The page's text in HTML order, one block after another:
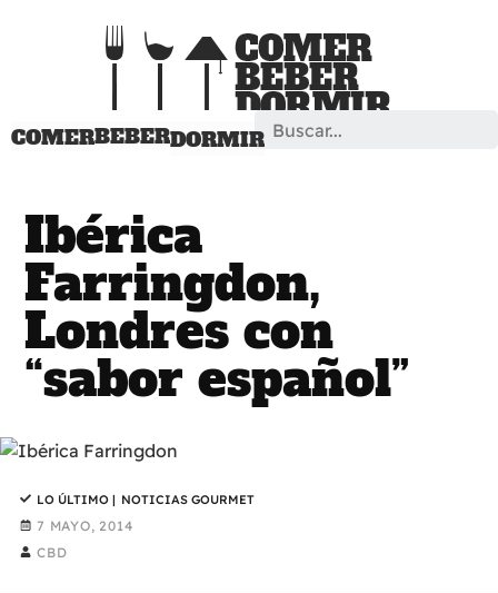
COMERBEBERDORMIR
Search
Ibérica
Farringdon,
Londres con
“sabor español”
LO ÚLTIMO| NOTICIAS GOURMET
7 MAYO, 2014
CBD